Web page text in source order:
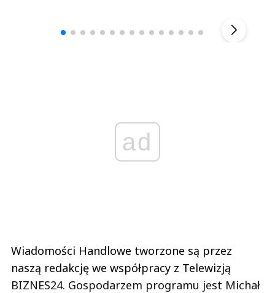
ad
Wiadomości Handlowe tworzone są przez
naszą redakcję we współpracy z Telewizją
BIZNES24. Gospodarzem programu jest Michał